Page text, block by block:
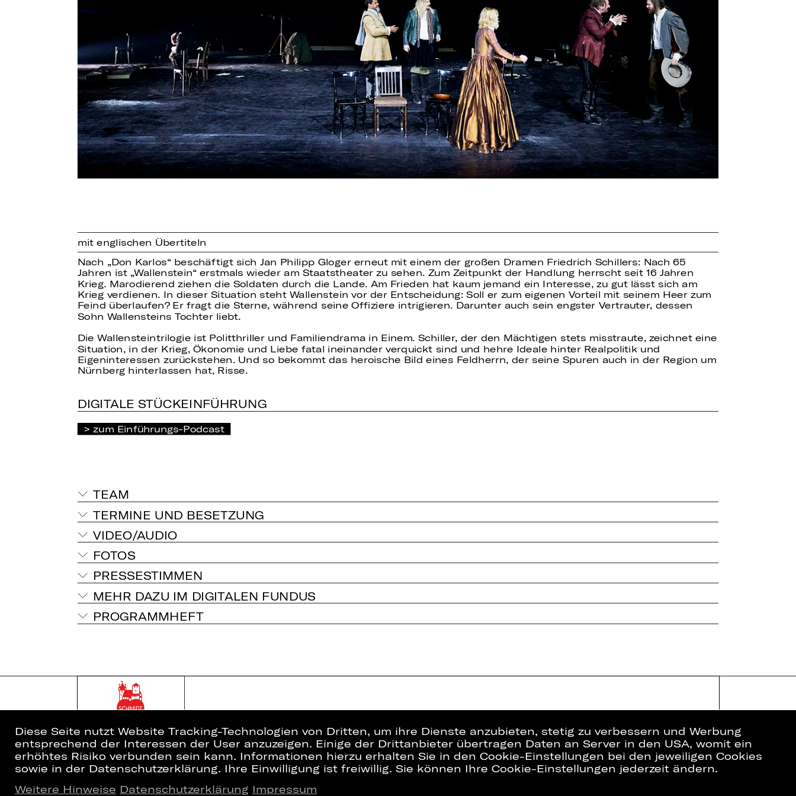
mit englischen Übertiteln
Nach „Don Karlos“ beschäftigt sich Jan Philipp Gloger erneut mit einem der großen Dramen Friedrich Schillers: Nach 65
Jahren ist „Wallenstein“ erstmals wieder am Staatstheater zu sehen. Zum Zeitpunkt der Handlung herrscht seit 16 Jahren
Krieg. Marodierend ziehen die Soldaten durch die Lande. Am Frieden hat kaum jemand ein Interesse, zu gut lässt sich am
Krieg verdienen. In dieser Situation steht Wallenstein vor der Entscheidung: Soll er zum eigenen Vorteil mit seinem Heer zum
Feind überlaufen? Er fragt die Sterne, während seine Offiziere intrigieren. Darunter auch sein engster Vertrauter, dessen
Sohn Wallensteins Tochter liebt.
Die Wallensteintrilogie ist Politthriller und Familiendrama in Einem. Schiller, der den Mächtigen stets misstraute, zeichnet eine
Situation, in der Krieg, Ökonomie und Liebe fatal ineinander verquickt sind und hehre Ideale hinter Realpolitik und
Eigeninteressen zurückstehen. Und so bekommt das heroische Bild eines Feldherrn, der seine Spuren auch in der Region um
Nürnberg hinterlassen hat, Risse.
DIGITALE STÜCKEINFÜHRUNG
zum Einführungs-Podcast
TEAM
TERMINE UND BESETZUNG
VIDEO/AUDIO
FOTOS
PRESSESTIMMEN
MEHR DAZU IM DIGITALEN FUNDUS
PROGRAMMHEFT
Diese Seite nutzt Website Tracking-Technologien von Dritten, um ihre Dienste anzubieten, stetig zu verbessern und Werbung
entsprechend der Interessen der User anzuzeigen. Einige der Drittanbieter übertragen Daten an Server in den USA, womit ein
erhöhtes Risiko verbunden sein kann. Informationen hierzu erhalten Sie in den Cookie-Einstellungen bei den jeweiligen Cookies
sowie in der Datenschutzerklärung. Ihre Einwilligung ist freiwillig. Sie können Ihre Cookie-Einstellungen jederzeit ändern.
Weitere Hinweise Datenschutzerklärung Impressum